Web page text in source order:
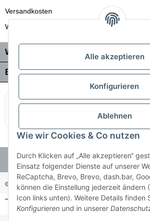
Versandkosten
Wir liefern auch in die Schweiz
Wo Sie uns finden
Bezahlung & Versand
© Holzner-Trading GmbH&Co KG Besucherzähler:
Alle akzeptieren
Konfigurieren
Ablehnen
Wie wir Cookies & Co nutzen
Durch Klicken auf „Alle akzeptieren“
Einsatz folgender Dienste auf unserer
ReCaptcha, Brevo, Brevo, dash.bar,
können die Einstellung jederzeit ändern
Icon links unten). Weitere Details finden
Konfigurieren und in unserer